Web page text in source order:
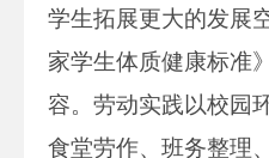
学生拓展更大的发展
家学生体质健康标准
容。劳动实践以校园
食堂劳作、班务整理